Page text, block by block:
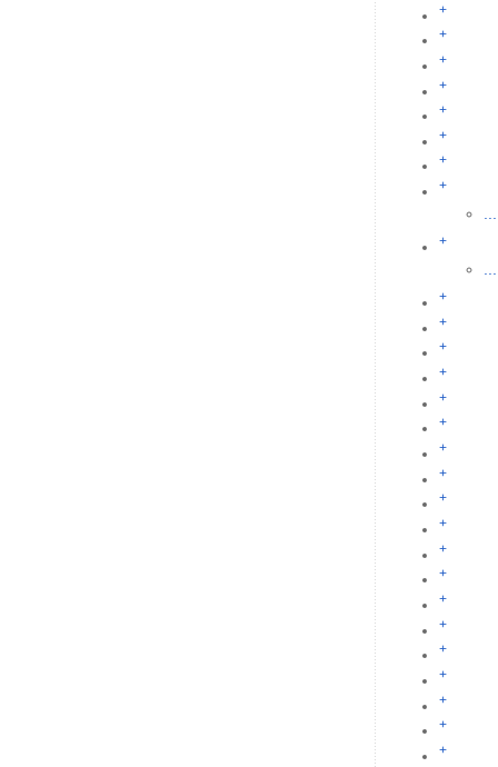
+
+
+
+
+
+
+
+
...
+
...
+
+
+
+
+
+
+
+
+
+
+
+
+
+
+
+
+
+
+